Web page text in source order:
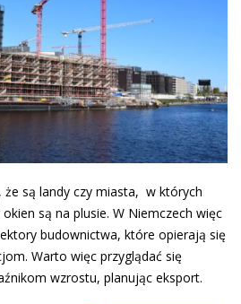
że są landy czy miasta, w których
są na plusie. W Niemczech więc
budownictwa, które opierają się
Warto więc przyglądać się
wzrostu, planując eksport.